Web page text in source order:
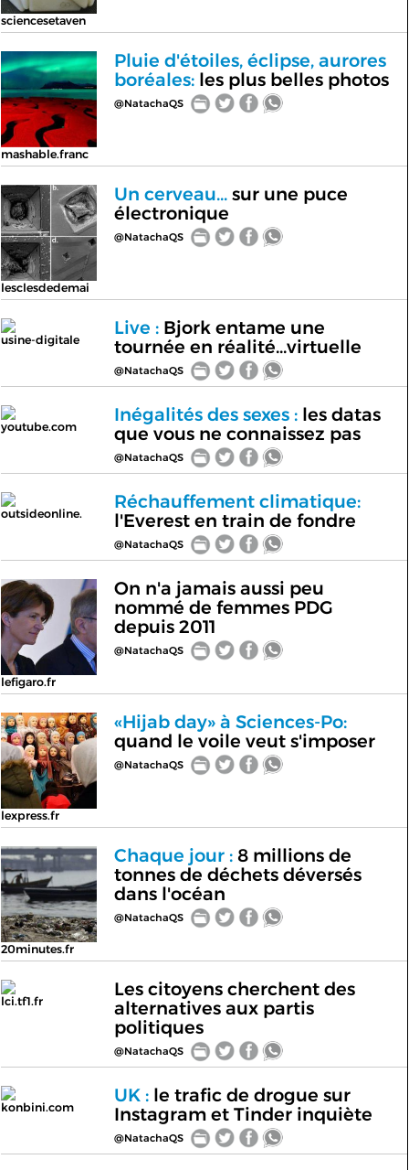
sciencesetaven
mashable.franc
Pluie d'étoiles, éclipse, aurores
boréales:les plus belles photos
@NatachaQS
lesclesdedemai
Un cerveau...sur une puce
électronique
@NatachaQS
usine-digitale
Live :Bjork entame une
tournée en réalité...virtuelle
@NatachaQS
youtube.com
Inégalités des sexes :les datas
que vous ne connaissez pas
@NatachaQS
outsideonline.
Réchauffement climatique:
l'Everest en train de fondre
@NatachaQS
lefigaro.fr
On n'a jamais aussi peu
nommé de femmes PDG
depuis 2011
@NatachaQS
lexpress.fr
«Hijab day» à Sciences-Po:
quand le voile veut s'imposer
@NatachaQS
20minutes.fr
Chaque jour :8 millions de
tonnes de déchets déversés
dans l'océan
@NatachaQS
lci.tf1.fr
Les citoyens cherchent des
alternatives aux partis
politiques
@NatachaQS
konbini.com
UK :le trafic de drogue sur
Instagram et Tinder inquiète
@NatachaQS